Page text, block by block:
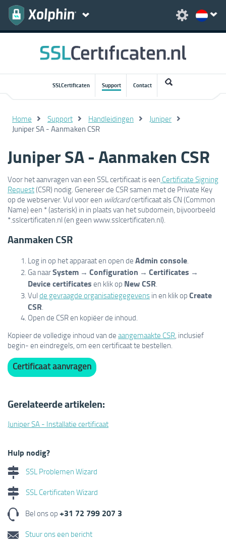
SSLCertificaten Support Contact
Home Support Handleidingen Juniper
Juniper SA - Aanmaken CSR
Juniper SA - Aanmaken CSR
Voor het aanvragen van een SSL certificaat is een Certificate Signing
Request(CSR) nodig. Genereer de CSR samen met de Private Key
op de webserver. Vul voor een wildcardcertificaat als CN (Common
Name) een * (asterisk) in in plaats van het subdomein, bijvoorbeeld
*.sslcertificaten.nl (en geen www.sslcertificaten.nl).
Aanmaken CSR
Log in op het apparaat en open de Admin console.
Ga naarSystem → Configuration → Certificates →
Device certificates en klik op New CSR.
Vul de gevraagde organisatiegegevens in en klik op Create
CSR.
Open de CSR en kopiëer de inhoud.
Kopieer de volledige inhoud van de aangemaakte CSR, inclusief
begin- en eindregels, om een certificaat te bestellen.
Certificaat aanvragen
Gerelateerde artikelen:
Juniper SA - Installatie certificaat
Hulp nodig?
SSL Problemen Wizard
SSL Certificaten Wizard
Bel ons op +31 72 799 207 3
Stuur ons een bericht